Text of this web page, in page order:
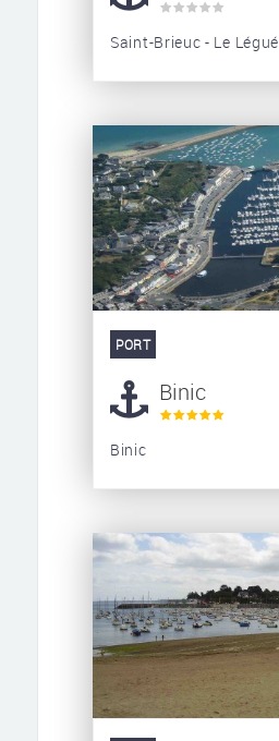
Saint-Brieuc - Le Légué
PORT
Binic
Binic